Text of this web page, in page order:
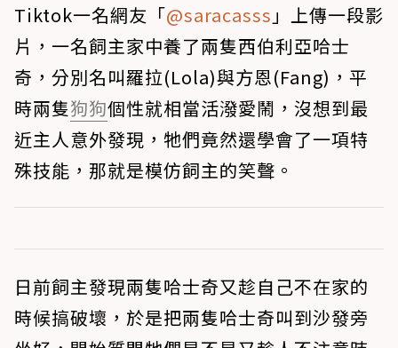
Tiktok一名網友「@saracasss 」上傳一段影
片，一名飼主家中養了兩隻西伯利亞哈士
奇，分別名叫羅拉(Lola)與方恩(Fang)，平
時兩隻狗狗個性就相當活潑愛鬧，沒想到最
近主人意外發現，牠們竟然還學會了一項特
殊技能，那就是模仿飼主的笑聲。
日前飼主發現兩隻哈士奇又趁自己不在家的
時候搞破壞，於是把兩隻哈士奇叫到沙發旁